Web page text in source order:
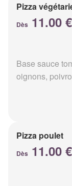
Pizza
Dès 11.00 €
Base sauce
oignons,
Pizza poulet
Dès 11.00 €